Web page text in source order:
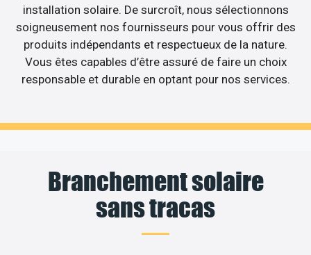
installation solaire. De surcroît, nous sélectionnons
soigneusement nos fournisseurs pour vous offrir des
produits indépendants et respectueux de la nature.
Vous êtes capables d’être assuré de faire un choix
responsable et durable en optant pour nos services.
Branchement solaire
sans tracas